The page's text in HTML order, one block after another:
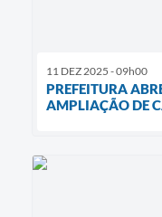
11 DEZ 2025 - 09h00
PREFEITURA
AMPLIAÇÃO DE